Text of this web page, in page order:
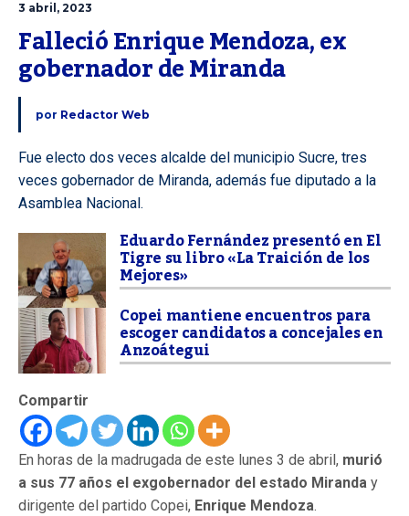
3 abril, 2023
Falleció Enrique Mendoza, ex
gobernador de Miranda
por Redactor Web
Fue electo dos veces alcalde del municipio Sucre, tres
veces gobernador de Miranda, además fue diputado a la
Asamblea Nacional.
Eduardo Fernández presentó en El
Tigre su libro «La Traición de los
Mejores»
Copei mantiene encuentros para
escoger candidatos a concejales en
Anzoátegui
Compartir
En horas de la madrugada de este lunes 3 de abril, murió
a sus 77 años el exgobernador del estado Miranda y
dirigente del partido Copei, Enrique Mendoza.